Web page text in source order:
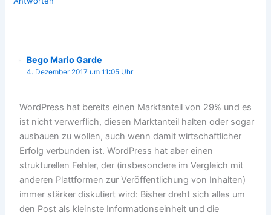
Bego Mario Garde
4. Dezember 2017 um 11:05 Uhr
WordPress hat bereits einen Marktanteil von 29% und es
ist nicht verwerflich, diesen Marktanteil halten oder sogar
ausbauen zu wollen, auch wenn damit wirtschaftlicher
Erfolg verbunden ist. WordPress hat aber einen
strukturellen Fehler, der (insbesondere im Vergleich mit
anderen Plattformen zur Veröffentlichung von Inhalten)
immer stärker diskutiert wird: Bisher dreht sich alles um
den Post als kleinste Informationseinheit und die